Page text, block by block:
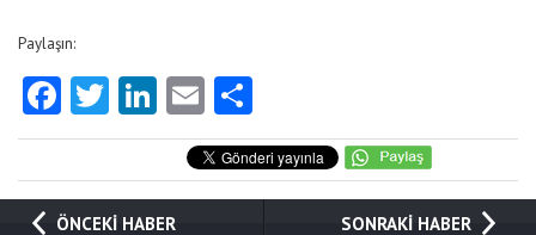
Paylaşın:
Facebook
Twitter
LinkedIn
Email
ÖNCEKİ HABER SONRAKİ HABER